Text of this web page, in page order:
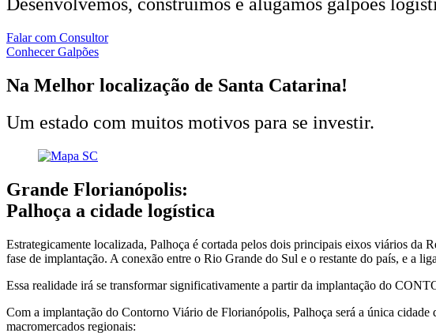
Desenvolvemos, construímos e alugamos galpões
Falar com Consultor
Conhecer Galpões
Na Melhor localização de Santa Catarina!
Um estado com muitos motivos para se investir.
Grande Florianópolis:
Palhoça a cidade logística
Estrategicamente localizada, Palhoça é cortada pelos dois principais eixos viários
fase de implantação. A conexão entre o Rio Grande do Sul e o restante do país, e a
Essa realidade irá se transformar significativamente a partir da implantação do
Com a implantação do Contorno Viário de Florianópolis, Palhoça será a única
macromercados regionais: